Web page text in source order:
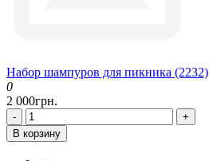
Набор шампуров для пикника (2232)
0
2 000грн.
-
+
В корзину